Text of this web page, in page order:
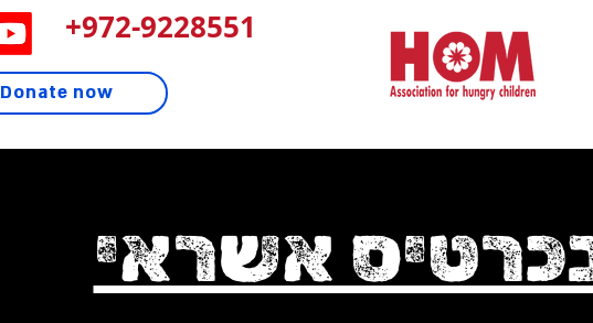
972-9228551+
Donate now
אשראי